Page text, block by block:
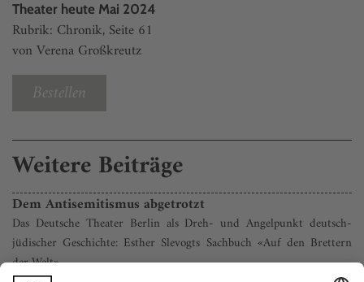
Theater heute Mai 2024
Rubrik: Chronik, Seite 61
von Verena Großkreutz
Bestellen
Weitere Beiträge
Dem Antisemitismus abgetrotzt
Das Deutsche Theater Berlin als Dreh- und Angelpunkt deutsch-
jüdischer Geschichte: Esther Slevogts Sachbuch «Auf den Brettern
der Welt»